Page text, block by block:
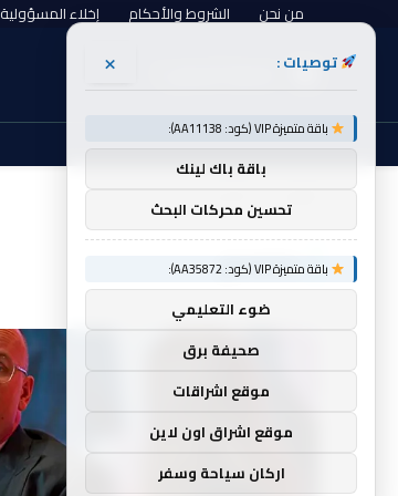
من نحن الشروط والأحكام إخلاء المسؤولية
بالفنادق
توصيات : ×
باقة متميزة VIP (كود: AA11138):
باقة باك لينك
تحسين محركات البحث
باقة متميزة VIP (كود: AA35872):
ضوء التعليمي
صحيفة برق
موقع اشراقات
موقع اشراق اون لاين
اركان سياحة وسفر